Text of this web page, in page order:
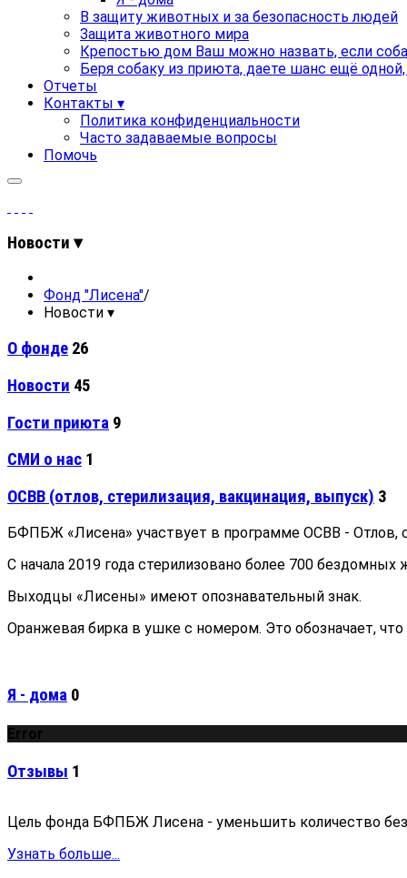
В защиту животных и за безопасность людей
Защита животного мира
Крепостью дом Ваш можно назвать, если
Беря собаку из приюта, даете шанс ещё
Отчеты
Контакты ▾
Политика конфиденциальности
Часто задаваемые вопросы
Помочь
Новости ▾
Фонд "Лисена"/
Новости ▾
О фонде 26
Новости 45
Гости приюта 9
СМИ о нас 1
ОСВВ (отлов, стерилизация, вакцинация, выпуск) 3
БФПБЖ «Лисена» участвует в программе ОСВВ - Отлов,
С начала 2019 года стерилизовано более 700
Выходцы «Лисены» имеют опознавательный знак.
Оранжевая бирка в ушке с номером. Это обозначает,
Я - дома 0
Error
Отзывы 1
Цель фонда БФПБЖ Лисена - уменьшить количество
Узнать больше...